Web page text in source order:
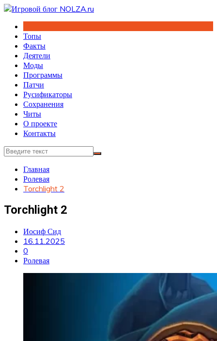
Перейти
содержимому
Топы
Факты
Деятели
Моды
Программы
Патчи
Русификаторы
Сохранения
Читы
О проекте
Контакты
Главная
Ролевая
Torchlight 2
Torchlight 2
Иосиф Сид
16.11.2025
0
Ролевая